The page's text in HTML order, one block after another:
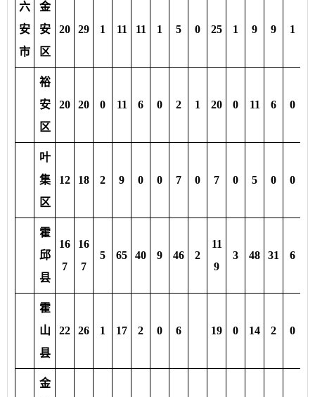
六
安
市
金
安
区
20 29 1 11 11 1 5 0 25 1 9 9 1
裕
安
区
20 20 0 11 6 0 2 1 20 0 11 6 0
叶
集
区
12 18 2 9 0 0 7 0 7 0 5 0 0
霍
邱
县
16
7
16
7
5 65 40 9 46 2
11
9
3 48 31 6
霍
山
县
22 26 1 17 2 0 6 19 0 14 2 0
金